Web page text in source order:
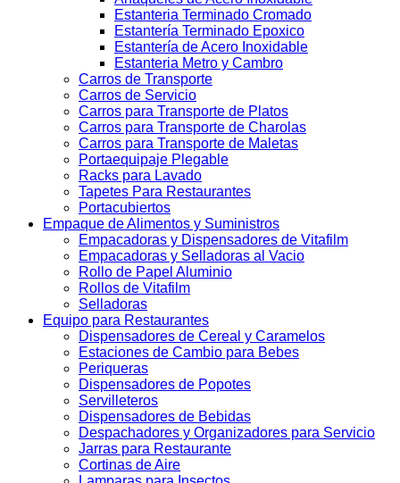
Estanteria Terminado Cromado
Estantería Terminado Epoxico
Estantería de Acero Inoxidable
Estanteria Metro y Cambro
Carros de Transporte
Carros de Servicio
Carros para Transporte de Platos
Carros para Transporte de Charolas
Carros para Transporte de Maletas
Portaequipaje Plegable
Racks para Lavado
Tapetes Para Restaurantes
Portacubiertos
Empaque de Alimentos y Suministros
Empacadoras y Dispensadores de Vitafilm
Empacadoras y Selladoras al Vacio
Rollo de Papel Aluminio
Rollos de Vitafilm
Selladoras
Equipo para Restaurantes
Dispensadores de Cereal y Caramelos
Estaciones de Cambio para Bebes
Periqueras
Dispensadores de Popotes
Servilleteros
Dispensadores de Bebidas
Despachadores y Organizadores para Servicio
Jarras para Restaurante
Cortinas de Aire